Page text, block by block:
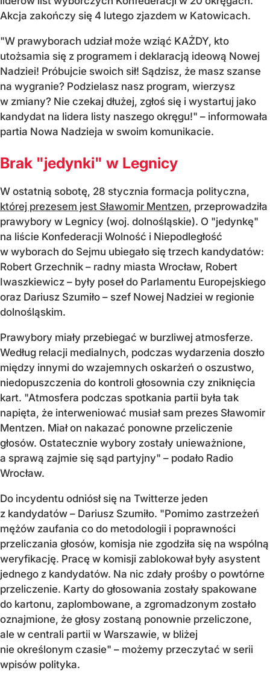
Akcja zakończy się 4 lutego zjazdem w Katowicach.
"W prawyborach udział może wziąć KAŻDY, kto
utożsamia się z programem i deklaracją ideową Nowej
Nadziei! Próbujcie swoich sił! Sądzisz, że masz szanse
na wygranie? Podzielasz nasz program, wierzysz
w zmiany? Nie czekaj dłużej, zgłoś się i wystartuj jako
kandydat na lidera listy naszego okręgu!" – informowała
partia Nowa Nadzieja w swoim komunikacie.
Brak "jedynki" w Legnicy
W ostatnią sobotę, 28 stycznia formacja polityczna,
której prezesem jest Sławomir Mentzen, przeprowadziła
prawybory w Legnicy (woj. dolnośląskie). O "jedynkę"
na liście Konfederacji Wolność i Niepodległość
w wyborach do Sejmu ubiegało się trzech kandydatów:
Robert Grzechnik – radny miasta Wrocław, Robert
Iwaszkiewicz – były poseł do Parlamentu Europejskiego
oraz Dariusz Szumiło – szef Nowej Nadziei w regionie
dolnośląskim.
Prawybory miały przebiegać w burzliwej atmosferze.
Według relacji medialnych, podczas wydarzenia doszło
między innymi do wzajemnych oskarżeń o oszustwo,
niedopuszczenia do kontroli głosownia czy zniknięcia
kart. "Atmosfera podczas spotkania partii była tak
napięta, że interweniować musiał sam prezes Sławomir
Mentzen. Miał on nakazać ponowne przeliczenie
głosów. Ostatecznie wybory zostały unieważnione,
a sprawą zajmie się sąd partyjny" – podało Radio
Wrocław.
Do incydentu odniósł się na Twitterze jeden
z kandydatów – Dariusz Szumiło. "Pomimo zastrzeżeń
mężów zaufania co do metodologii i poprawności
przeliczania głosów, komisja nie zgodziła się na wspólną
weryfikację. Pracę w komisji zablokował były asystent
jednego z kandydatów. Na nic zdały prośby o powtórne
przeliczenie. Karty do głosowania zostały spakowane
do kartonu, zaplombowane, a zgromadzonym zostało
oznajmione, że głosy zostaną ponownie przeliczone,
ale w centrali partii w Warszawie, w bliżej
nie określonym czasie" – możemy przeczytać w serii
wpisów polityka.